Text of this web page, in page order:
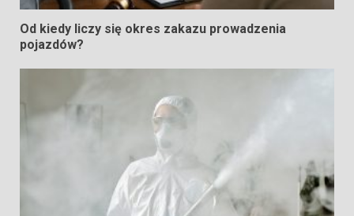
Od kiedy liczy się okres zakazu prowadzenia
pojazdów?